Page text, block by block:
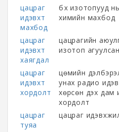
цацраг
идэвхт
махбод
бүх изотопууд
химийн махбод
цацраг
идэвхт
хаягдал
цацрагийн
изотоп
цацраг
идэвхт
хордолт
цөмийн
унах радио
хөрсөн дэх дам
хордолт
цацраг
туяа
цацраг